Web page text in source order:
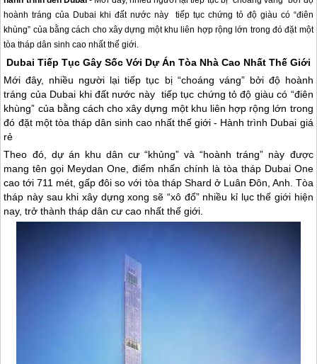
hoành tráng của Dubai khi đất nước này tiếp tục chứng tỏ độ giàu có “điên
khùng” của bằng cách cho xây dựng một khu liên hợp rộng lớn trong đó đặt một
tòa tháp dân sinh cao nhất thế giới.
Dubai Tiếp Tục Gây Sốc Với Dự Án Tòa Nhà Cao Nhất Thế Giới
Mới đây, nhiều người lại tiếp tục bị “choáng váng” bởi độ hoành
tráng của Dubai khi đất nước này tiếp tục chứng tỏ độ giàu có “điên
khùng” của bằng cách cho xây dựng một khu liên hợp rộng lớn trong
đó đặt một tòa tháp dân sinh cao nhất thế giới - Hành trình Dubai giá
rẻ
Theo đó, dự án khu dân cư “khủng” và “hoành tráng” này được
mang tên gọi Meydan One, điểm nhấn chính là tòa tháp DubaiOne
cao tới 711 mét, gấp đôi so với tòa tháp Shard ở Luân Đôn, Anh. Tòa
tháp này sau khi xây dựng xong sẽ “xô đổ” nhiều kỉ lục thế giới hiện
nay, trở thành tháp dân cư cao nhất thế giới.